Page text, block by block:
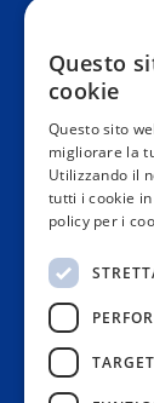
Area
Contact
Questo
cookie
Questo sito
migliorare la
Utilizzando il
tutti i cookie
policy per i